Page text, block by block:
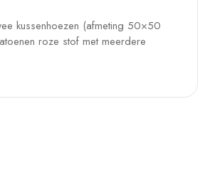
kussenhoezen (afmeting 50×50
roze stof met meerdere